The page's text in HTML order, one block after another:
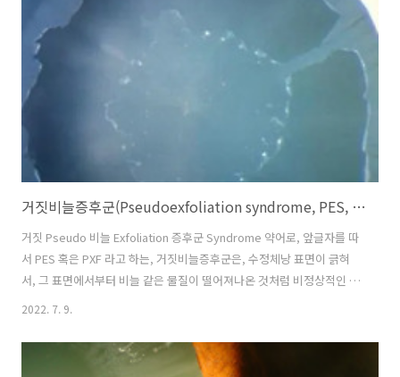
에서 녹내장이 동반되는데, 대부분의 경우, 앞선 기전, 즉 거짓비늘물질
에 의한 섬유주의 손상에 의해 발생하는 것으로, 개방각 녹내장입니다.
거짓비늘녹내장(PXG..
거짓비늘증후군(Pseudoexfoliation syndrome, PES, PXF)의 증상, 검사소견, 백내장 발생
거짓 Pseudo 비늘 Exfoliation 증후군 Syndrome 약어로, 앞글자를 따
서 PES 혹은 PXF 라고 하는, 거짓비늘증후군은, 수정체낭 표면이 긁혀
서, 그 표면에서부터 비늘 같은 물질이 떨어져나온 것처럼 비정상적인 하
아니기에, 거짓비늘물질(PseudoExfoliation Material)이라고 합니다.
[안과 질환과 안과 치료/녹내장] - 거짓비늘증후군(Pseudoexfoliation
2022. 7. 9.